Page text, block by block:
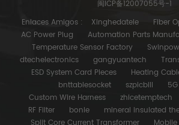
闽ICP备12007055号-1
Enlaces Amigos :
Xinghedatele
Fiber
AC Power Plug
Automation Parts
Temperature Sensor Factory
dtechelectronics
gangyuantech
ESD System Card Pieces
Heating
bnttablesocket
szpicbill
Custom Wire Harness
zhicetemptech
RF Filter
bonle
mineral insulated